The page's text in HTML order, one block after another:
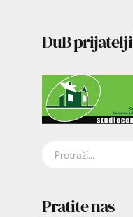
DuB prijatelji
Pratite nas